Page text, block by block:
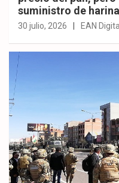
suministro de harina
30 julio, 2026 EAN Digital